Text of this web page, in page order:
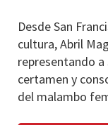
Desde San
cultura, Abril
representando
certamen y
del malambo